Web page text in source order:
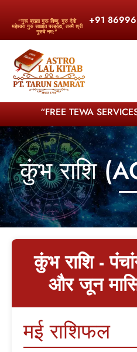
"गुरू ब्रह्मा गुरू विष्णु, गुरु देवो
महेश्वरा गुरु साक्षात परब्रह्म, तस्मै श्री
गुरुवे नम:"
+91
“FREE TEWA
कुंभ राशि
कुंभ राशि -
और जून
मई राशिफल